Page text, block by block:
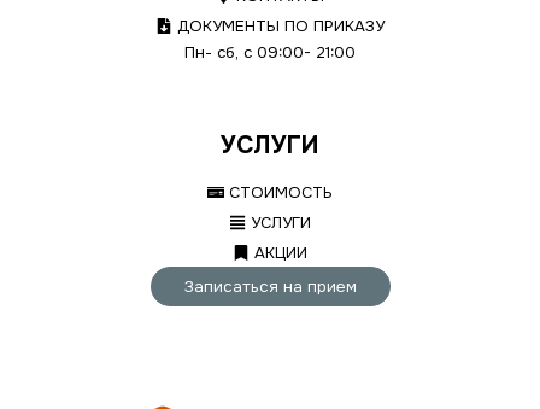
ДОКУМЕНТЫ ПО ПРИКАЗУ
Пн- сб, с 09:00- 21:00
УСЛУГИ
СТОИМОСТЬ
УСЛУГИ
АКЦИИ
Записаться на прием